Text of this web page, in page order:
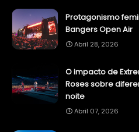
Protagonismo
Bangers Open Air
Abril 28, 2026
O impacto de
Roses sobre
noite
Abril 07, 2026